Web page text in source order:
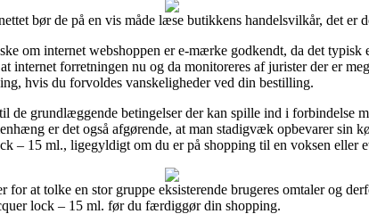
bør de på en vis måde læse butikkens handelsvilkår, det er
om internet webshoppen er e-mærke godkendt, da det typisk
internet forretningen nu og da monitoreres af jurister der er
hvis du forvoldes vanskeligheder ved din bestilling.
de grundlæggende betingelser der kan spille ind i forbindelse
er det også afgørende, at man stadigvæk opbevarer sin
– 15 ml., ligegyldigt om du er på shopping til en voksen eller
at tolke en stor gruppe eksisterende brugeres omtaler og
lock – 15 ml. før du færdiggør din shopping.